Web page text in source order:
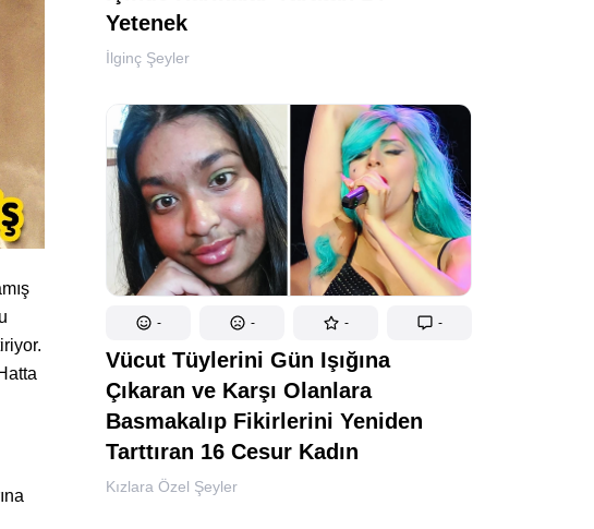
Yetenek
İlginç Şeyler
- - - -
Vücut Tüylerini Gün Işığına
Çıkaran ve Karşı Olanlara
Basmakalıp Fikirlerini Yeniden
Tarttıran 16 Cesur Kadın
Kızlara Özel Şeyler